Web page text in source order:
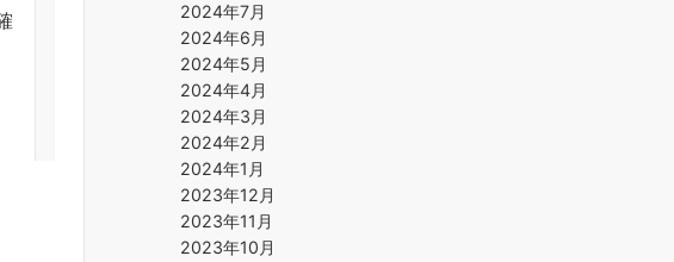
2024年7月
2024年6月
2024年5月
2024年4月
2024年3月
2024年2月
2024年1月
2023年12月
2023年11月
2023年10月